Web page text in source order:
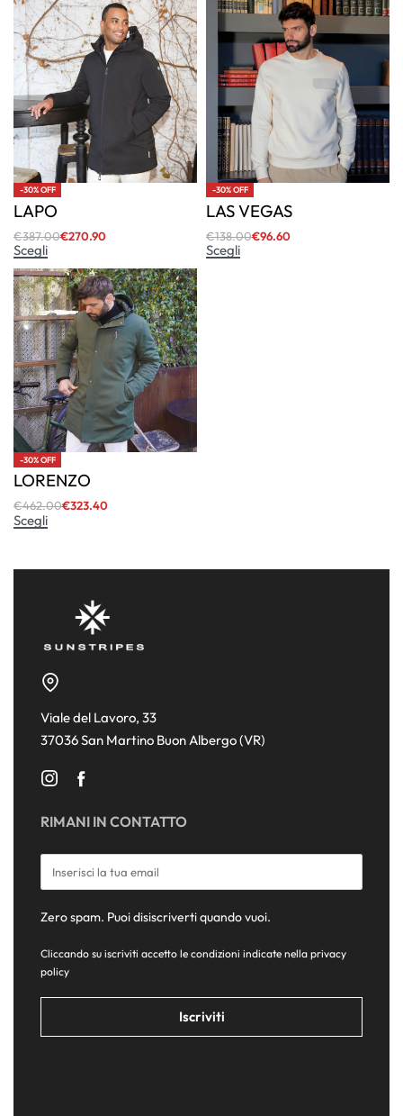
-30% OFF
LAPO
€387.00€270.90
Scegli
-30% OFF
LAS VEGAS
€138.00€96.60
Scegli
-30% OFF
LORENZO
€462.00€323.40
Scegli
Viale del Lavoro, 33
37036 San Martino Buon Albergo (VR)
RIMANI IN CONTATTO
Zero spam. Puoi disiscriverti quando vuoi.
Cliccando su iscriviti accetto le condizioni indicate nella privacy
policy